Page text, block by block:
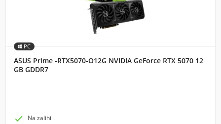
PC
ASUS Prime -RTX5070-O12G NVIDIA GeForce RTX 5070 12
GB GDDR7
 Na zalihi